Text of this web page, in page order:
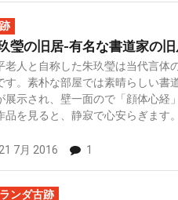
瑩の旧居-有名な書道家の
老人と自称した朱玖瑩は当代言体
す。素朴な部屋では素晴らしい書
展示され、壁一面ので「顔体心経
品を見ると、静寂で心安らぎます
21 7月 2016 1
ンダ古跡